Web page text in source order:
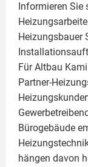
Informieren Sie
Heizungsbauer
Für Altbau
Partner-
Bürogebäude
hängen davon